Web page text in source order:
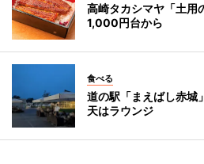
高崎タカシマヤ「土
1,000円台から
食べる
道の駅「まえばし赤
天はラウンジ